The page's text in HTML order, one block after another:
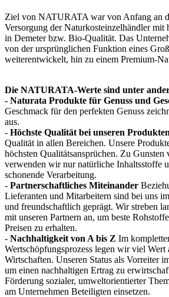
Ziel von NATURATA war von Anfang an
Versorgung der Naturkosteinzelhändler mit
in Demeter bzw. Bio-Qualität. Das
von der ursprünglichen Funktion eines
weiterentwickelt, hin zu einem Premium-
Die NATURATA-Werte sind unter
- Naturata Produkte für Genuss und
Geschmack für den perfekten Genuss
aus.
- Höchste Qualität bei unseren Produkten
Qualität in allen Bereichen. Unsere
höchsten Qualitätsansprüchen. Zu Gunsten
verwenden wir nur natürliche Inhaltsstoffe
schonende Verarbeitung.
- Partnerschaftliches Miteinander
Lieferanten und Mitarbeitern sind bei uns
und freundschaftlich geprägt. Wir streben
mit unseren Partnern an, um beste
Preisen zu erhalten.
- Nachhaltigkeit von A bis Z Im
Wertschöpfungsprozess legen wir viel Wert
Wirtschaften. Unseren Status als Vorreiter
um einen nachhaltigen Ertrag zu
Förderung sozialer, umweltorientierter
am Unternehmen Beteiligten einsetzen.